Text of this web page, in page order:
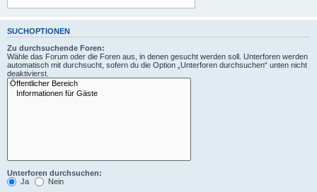
SUCHOPTIONEN
Zu durchsuchende Foren:
Wähle das Forum oder die Foren aus, in denen gesucht werden soll. Unterforen werden
automatisch mit durchsucht, sofern du die Option „Unterforen durchsuchen“ unten nicht
deaktivierst.
Unterforen durchsuchen:
Ja
Nein